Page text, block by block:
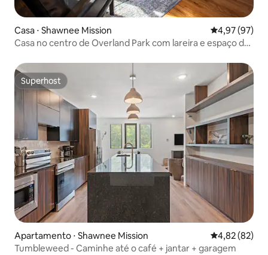
Casa ⋅ Shawnee Mission 4,97 de uma
4,97 (97)
Casa no centro de Overland Park com lareira e espaço de
Superhost
Superhost
Apartamento ⋅ Shawnee Mission 4,82 de uma
4,82 (82)
Tumbleweed - Caminhe até o café + jantar + garagem